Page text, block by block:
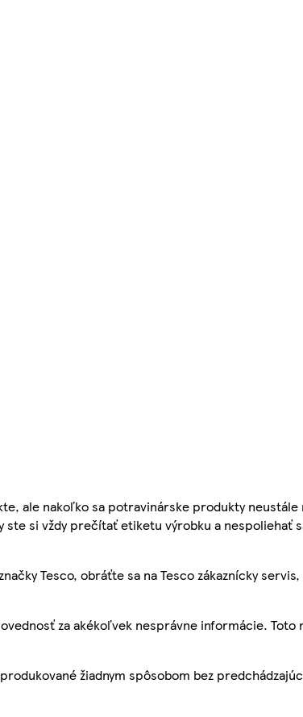
ale nakoľko sa potravinárske produkty neustále
ste si vždy prečítať etiketu výrobku a nespoliehať
Tesco, obráťte sa na Tesco zákaznícky
za akékoľvek nesprávne informácie. Toto
žiadnym spôsobom bez